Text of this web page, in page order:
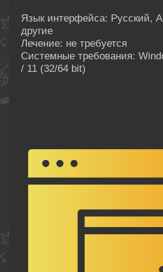
Язык интерфейса: Русский,
другие
Лечение: не требуется
Системные требования:
/ 11 (32/64 bit)